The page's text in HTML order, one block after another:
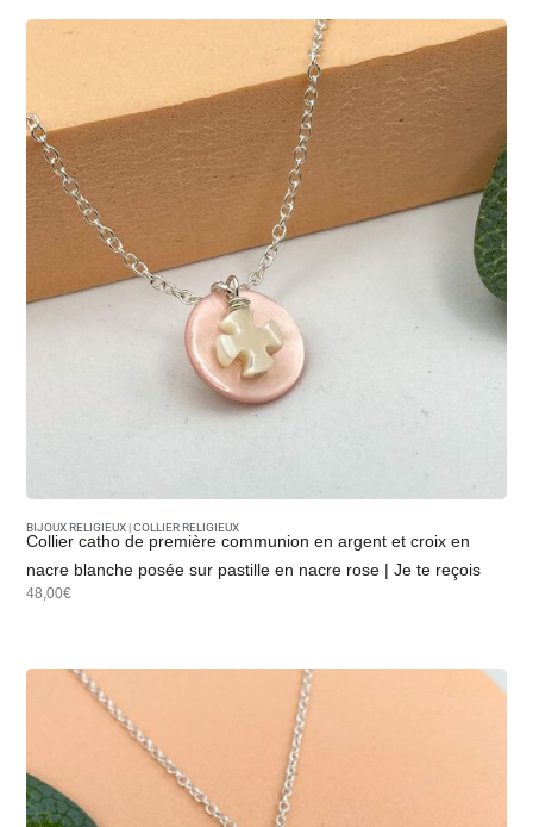
BIJOUX RELIGIEUX |COLLIER RELIGIEUX
Collier catho de première communion en argent et croix en
nacre blanche posée sur pastille en nacre rose | Je te reçois
48,00€